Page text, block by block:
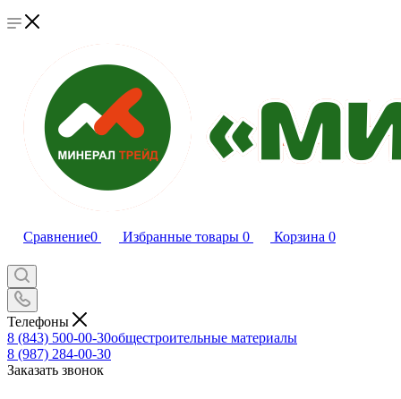
Сравнение0 Избранные товары 0 Корзина 0
Телефоны
8 (843) 500-00-30общестроительные материалы
8 (987) 284-00-30
Заказать звонок